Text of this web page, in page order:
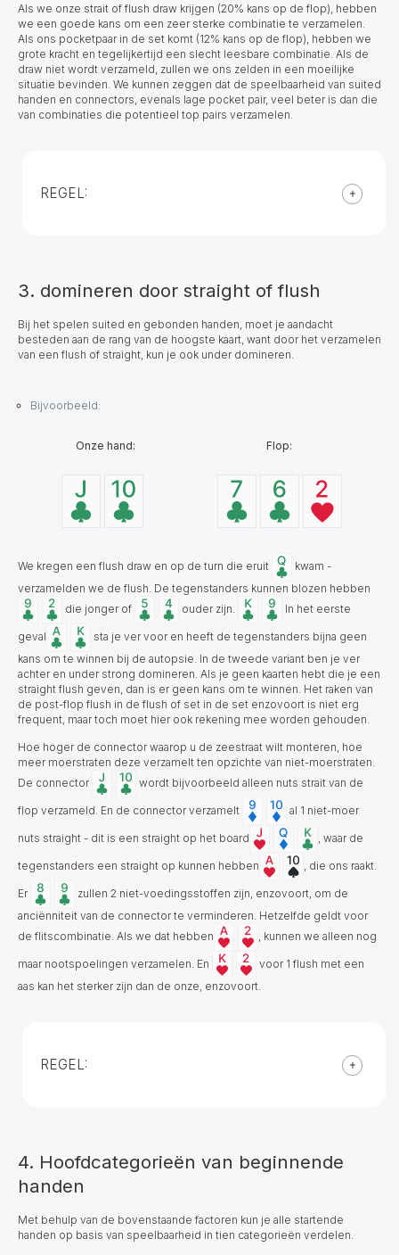
Als we onze strait of flush draw krijgen (20% kans op de flop), hebben
we een goede kans om een zeer sterke combinatie te verzamelen.
Als ons pocketpaar in de set komt (12% kans op de flop), hebben we
grote kracht en tegelijkertijd een slecht leesbare combinatie. Als de
draw niet wordt verzameld, zullen we ons zelden in een moeilijke
situatie bevinden. We kunnen zeggen dat de speelbaarheid van suited
handen en connectors, evenals lage pocket pair, veel beter is dan die
van combinaties die potentieel top pairs verzamelen.
REGEL:
3. domineren door straight of flush
Bij het spelen suited en gebonden handen, moet je aandacht
besteden aan de rang van de hoogste kaart, want door het verzamelen
van een flush of straight, kun je ook under domineren.
Bijvoorbeeld:
Onze hand: Flop:
We kregen een flush draw en op de turn die eruit
kwam -
verzamelden we de flush. De tegenstanders kunnen blozen hebben
die jonger of
ouder zijn. In het eerste
geval
sta je ver voor en heeft de tegenstanders bijna geen
kans om te winnen bij de autopsie. In de tweede variant ben je ver
achter en under strong domineren. Als je geen kaarten hebt die je een
straight flush geven, dan is er geen kans om te winnen. Het raken van
de post-flop flush in de flush of set in de set enzovoort is niet erg
frequent, maar toch moet hier ook rekening mee worden gehouden.
Hoe hoger de connector waarop u de zeestraat wilt monteren, hoe
meer moerstraten deze verzamelt ten opzichte van niet-moerstraten.
De connector
wordt bijvoorbeeld alleen nuts strait van de
flop verzameld. En de connector verzamelt al 1 niet-moer
nuts straight - dit is een straight op het board , waar de
tegenstanders een straight op kunnen hebben , die ons raakt.
Er
zullen 2 niet-voedingsstoffen zijn, enzovoort, om de
anciënniteit van de connector te verminderen. Hetzelfde geldt voor
de flitscombinatie. Als we dat hebben
, kunnen we alleen nog
maar nootspoelingen verzamelen. En
voor 1 flush met een
aas kan het sterker zijn dan de onze, enzovoort.
REGEL:
4. Hoofdcategorieën van beginnende
handen
Met behulp van de bovenstaande factoren kun je alle startende
handen op basis van speelbaarheid in tien categorieën verdelen.